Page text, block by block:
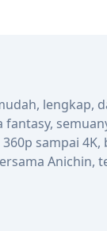
lengkap,
sampai
Anichin,